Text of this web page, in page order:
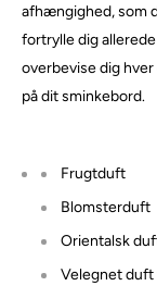
afhængighed, som
fortrylle dig
overbevise dig
på dit sminkebord.
Frugtduft
Blomsterduft
Orientalsk
Velegnet duft